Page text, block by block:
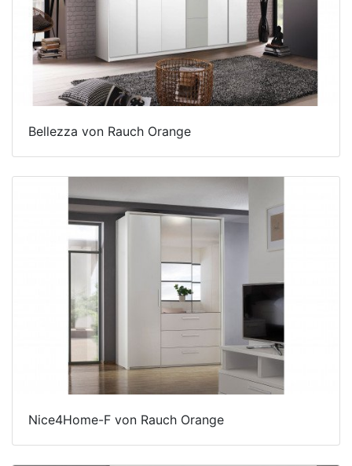
Bellezza von Rauch Orange
Nice4Home-F von Rauch Orange